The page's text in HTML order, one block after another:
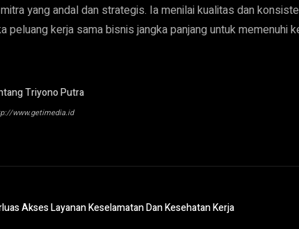
yang andal dan strategis. Ia menilai kualitas dan
peluang kerja sama bisnis jangka panjang untuk memenuhi
Triyono Putra
www.getimedia.id
Akses Layanan Keselamatan Dan Kesehatan Kerja